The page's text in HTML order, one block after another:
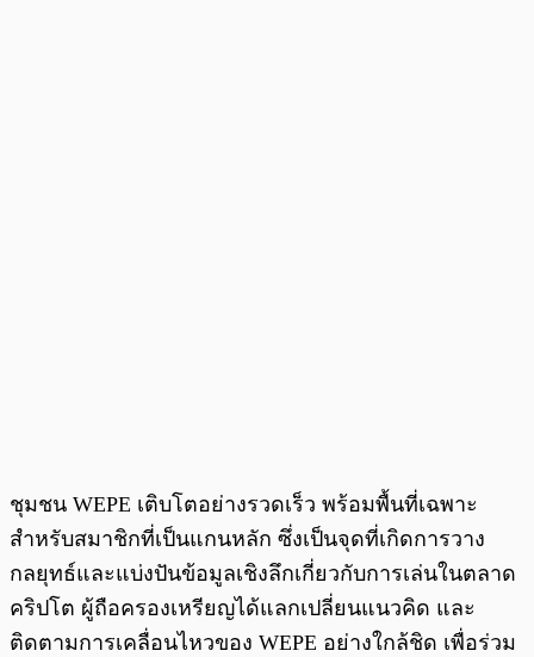
ชุมชน WEPE เติบโตอย่างรวดเร็ว พร้อมพื้นที่เฉพาะ
สำหรับสมาชิกที่เป็นแกนหลัก ซึ่งเป็นจุดที่เกิดการวาง
กลยุทธ์และแบ่งปันข้อมูลเชิงลึกเกี่ยวกับการเล่นในตลาด
คริปโต ผู้ถือครองเหรียญได้แลกเปลี่ยนแนวคิด และ
ติดตามการเคลื่อนไหวของ WEPE อย่างใกล้ชิด เพื่อร่วม